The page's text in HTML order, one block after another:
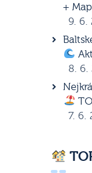
+
9. 6.
8. 6.
7. 6.